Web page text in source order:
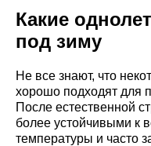
Какие
под зиму
Не все знают, что
хорошо подходят для
После естественной
более устойчивыми к
температуры и часто